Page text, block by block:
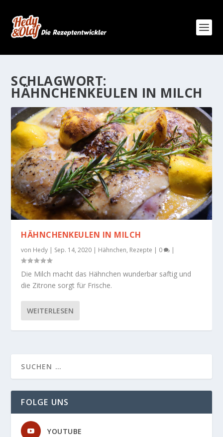
SCHLAGWORT:
HÄHNCHENKEULEN IN MILCH
HÄHNCHENKEULEN IN MILCH
von Hedy Sep. 14, 2020 Hähnchen, Rezepte 0
Die Milch macht das Hähnchen wunderbar saftig und
die Zitrone sorgt für Frische.
WEITERLESEN
FOLGE UNS
YOUTUBE